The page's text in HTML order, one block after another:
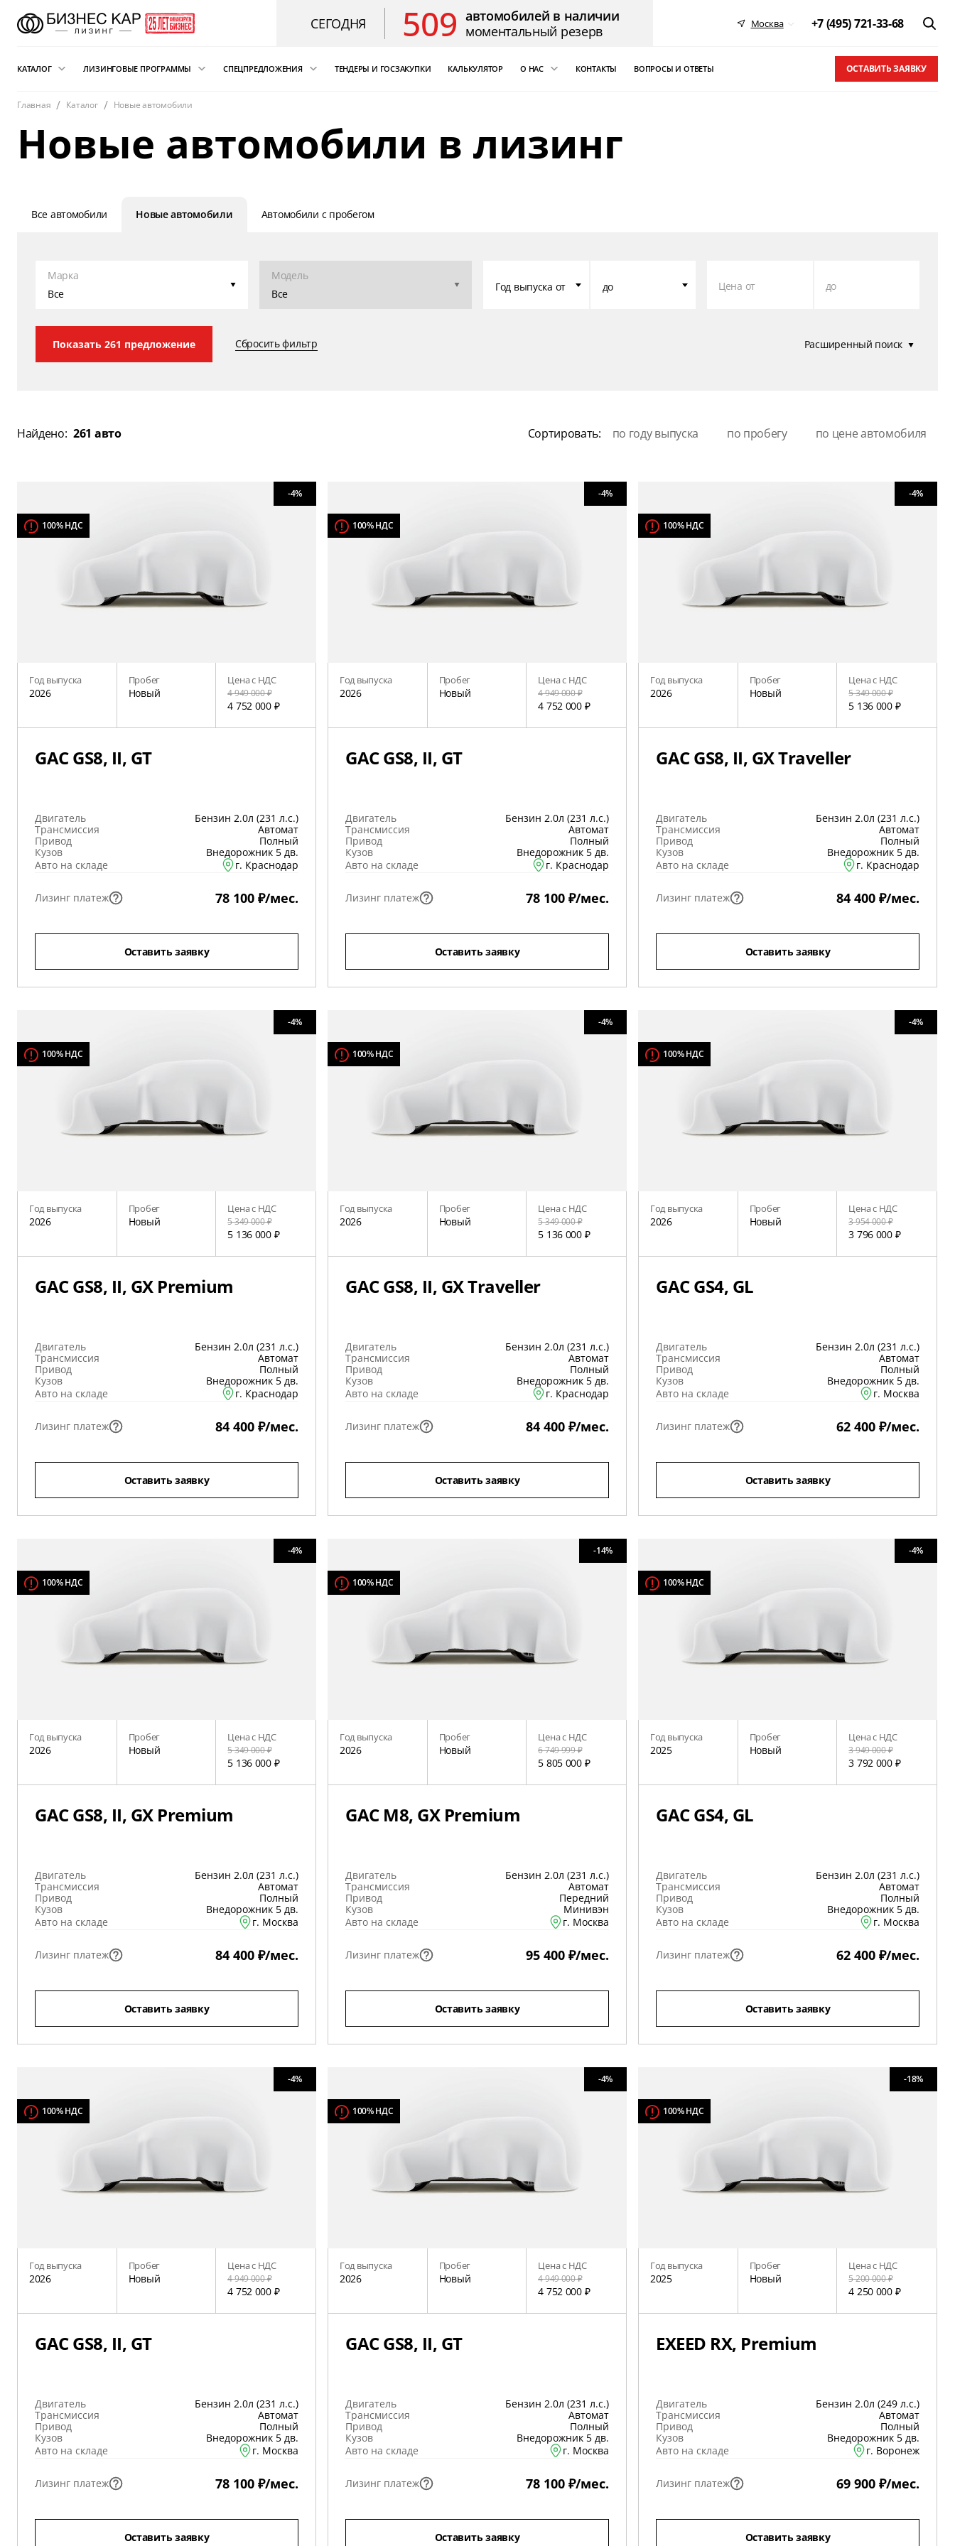
СЕГОДНЯ 509 автомобилей в наличии
моментальный резерв
Москва +7 (495) 721-33-68
КАТАЛОГ
Новые автомобили
Автомобили с пробегом
ЛИЗИНГОВЫЕ ПРОГРАММЫ
Финансовый лизинг
Операционная аренда
Возвратный лизинг
СПЕЦПРЕДЛОЖЕНИЯ
электрокарам от Цезарь
Сателлит
ТЕНДЕРЫ И ГОСЗАКУПКИ КАЛЬКУЛЯТОР О НАС
Благодарственные письма
КОНТАКТЫ ВОПРОСЫ И ОТВЕТЫ ОСТАВИТЬ ЗАЯВКУ
Главная Каталог Новые автомобили
Новые автомобили в лизинг
Все автомобили Новые автомобили Автомобили с пробегом
Марка
Все
Модель
Все
Год выпуска от до Цена от до
Показать 261 предложение Сбросить фильтр Расширенный поиск
Найдено: 261 авто Сортировать: по году выпуска по пробегу по цене автомобиля
100% НДС
-4%
Год выпуска
2026
Пробег
Новый
Цена с НДС
4 949 000 ₽
4 752 000 ₽
GAC GS8, II, GT
Двигатель
Бензин 2.0л (231 л.с.)
Трансмиссия
Автомат
Привод
Полный
Кузов
Внедорожник 5 дв.
Авто на складе
г. Краснодар
Лизинг платеж 78 100 ₽/мес.
Оставить заявку
100% НДС
-4%
Год выпуска
2026
Пробег
Новый
Цена с НДС
4 949 000 ₽
4 752 000 ₽
GAC GS8, II, GT
Двигатель
Бензин 2.0л (231 л.с.)
Трансмиссия
Автомат
Привод
Полный
Кузов
Внедорожник 5 дв.
Авто на складе
г. Краснодар
Лизинг платеж 78 100 ₽/мес.
Оставить заявку
100% НДС
-4%
Год выпуска
2026
Пробег
Новый
Цена с НДС
5 349 000 ₽
5 136 000 ₽
GAC GS8, II, GX Traveller
Двигатель
Бензин 2.0л (231 л.с.)
Трансмиссия
Автомат
Привод
Полный
Кузов
Внедорожник 5 дв.
Авто на складе
г. Краснодар
Лизинг платеж 84 400 ₽/мес.
Оставить заявку
100% НДС
-4%
Год выпуска
2026
Пробег
Новый
Цена с НДС
5 349 000 ₽
5 136 000 ₽
GAC GS8, II, GX Premium
Двигатель
Бензин 2.0л (231 л.с.)
Трансмиссия
Автомат
Привод
Полный
Кузов
Внедорожник 5 дв.
Авто на складе
г. Краснодар
Лизинг платеж 84 400 ₽/мес.
Оставить заявку
100% НДС
-4%
Год выпуска
2026
Пробег
Новый
Цена с НДС
5 349 000 ₽
5 136 000 ₽
GAC GS8, II, GX Traveller
Двигатель
Бензин 2.0л (231 л.с.)
Трансмиссия
Автомат
Привод
Полный
Кузов
Внедорожник 5 дв.
Авто на складе
г. Краснодар
Лизинг платеж 84 400 ₽/мес.
Оставить заявку
100% НДС
-4%
Год выпуска
2026
Пробег
Новый
Цена с НДС
3 954 000 ₽
3 796 000 ₽
GAC GS4, GL
Двигатель
Бензин 2.0л (231 л.с.)
Трансмиссия
Автомат
Привод
Полный
Кузов
Внедорожник 5 дв.
Авто на складе
г. Москва
Лизинг платеж 62 400 ₽/мес.
Оставить заявку
100% НДС
-4%
Год выпуска
2026
Пробег
Новый
Цена с НДС
5 349 000 ₽
5 136 000 ₽
GAC GS8, II, GX Premium
Двигатель
Бензин 2.0л (231 л.с.)
Трансмиссия
Автомат
Привод
Полный
Кузов
Внедорожник 5 дв.
Авто на складе
г. Москва
Лизинг платеж 84 400 ₽/мес.
Оставить заявку
100% НДС
-14%
Год выпуска
2026
Пробег
Новый
Цена с НДС
6 749 999 ₽
5 805 000 ₽
GAC M8, GX Premium
Двигатель
Бензин 2.0л (231 л.с.)
Трансмиссия
Автомат
Привод
Передний
Кузов
Минивэн
Авто на складе
г. Москва
Лизинг платеж 95 400 ₽/мес.
Оставить заявку
100% НДС
-4%
Год выпуска
2025
Пробег
Новый
Цена с НДС
3 949 000 ₽
3 792 000 ₽
GAC GS4, GL
Двигатель
Бензин 2.0л (231 л.с.)
Трансмиссия
Автомат
Привод
Полный
Кузов
Внедорожник 5 дв.
Авто на складе
г. Москва
Лизинг платеж 62 400 ₽/мес.
Оставить заявку
100% НДС
-4%
Год выпуска
2026
Пробег
Новый
Цена с НДС
4 949 000 ₽
4 752 000 ₽
GAC GS8, II, GT
Двигатель
Бензин 2.0л (231 л.с.)
Трансмиссия
Автомат
Привод
Полный
Кузов
Внедорожник 5 дв.
Авто на складе
г. Москва
Лизинг платеж 78 100 ₽/мес.
Оставить заявку
100% НДС
-4%
Год выпуска
2026
Пробег
Новый
Цена с НДС
4 949 000 ₽
4 752 000 ₽
GAC GS8, II, GT
Двигатель
Бензин 2.0л (231 л.с.)
Трансмиссия
Автомат
Привод
Полный
Кузов
Внедорожник 5 дв.
Авто на складе
г. Москва
Лизинг платеж 78 100 ₽/мес.
Оставить заявку
100% НДС
-18%
Год выпуска
2025
Пробег
Новый
Цена с НДС
5 200 000 ₽
4 250 000 ₽
EXEED RX, Premium
Двигатель
Бензин 2.0л (249 л.с.)
Трансмиссия
Автомат
Привод
Полный
Кузов
Внедорожник 5 дв.
Авто на складе
г. Воронеж
Лизинг платеж 69 900 ₽/мес.
Оставить заявку